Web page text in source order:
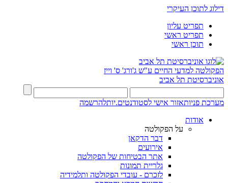
דילוג לתוכן העיקרי
תפריט עליון
תפריט ראשי
תוכן ראשי
הפקולטה למדעי החיים ע"ש ג'ורג' ס' וייז
אוניברסיטת תל אביב
מערכת פניותאזור אישי לסטודנטים.יותלהרשמה
אודות
על הפקולטה
דבר הדקאן
אירועים
אתר הבטיחות של הפקולטה
גלריית תמונות
לזכרם - עובדי הפקולטה ותלמידיה